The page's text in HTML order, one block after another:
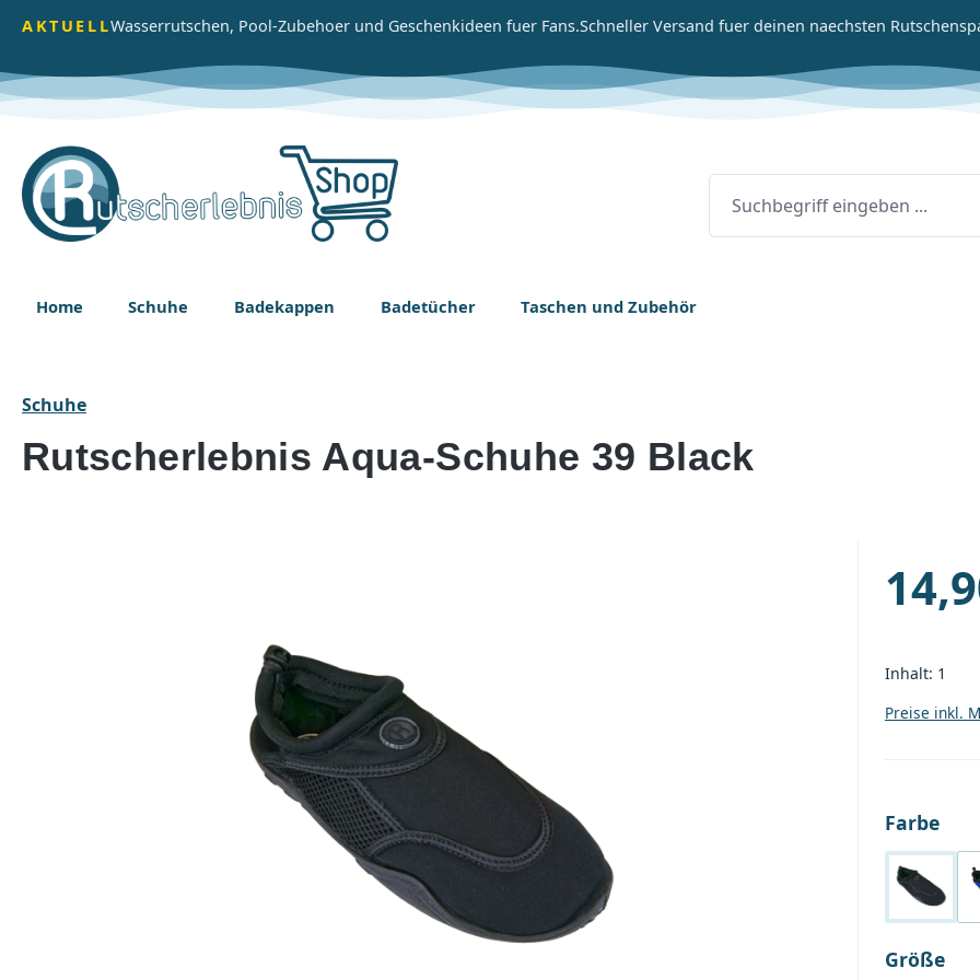
Hauptinhalt springen
Zur Suche springen
Zur Hauptnavigation springen
AKTUELLWasserrutschen, Pool-Zubehoer und Geschenkideen fuer Fans.Schneller Versand fuer deinen naechsten
Home Schuhe Badekappen Badetücher Taschen und Zubehör
Schuhe
Rutscherlebnis Aqua-Schuhe 39 Black
Regulärer
Inhalt: 1
Preise inkl.
Farbe
Black
Größe